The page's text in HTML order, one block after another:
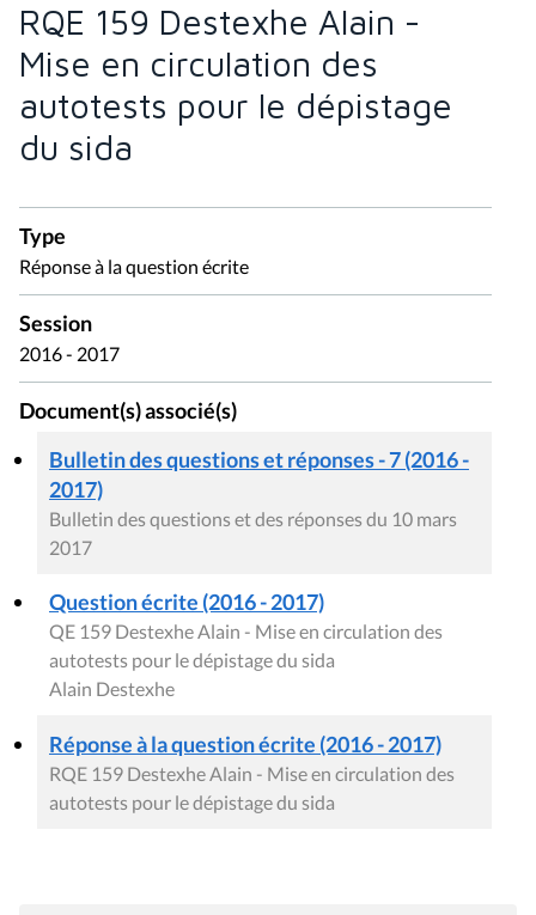
RQE 159 Destexhe Alain -
Mise en circulation des
autotests pour le dépistage
du sida
Type
Réponse à la question écrite
Session
2016 - 2017
Document(s) associé(s)
Bulletin des questions et réponses - 7 (2016 -
2017)
Bulletin des questions et des réponses du 10 mars
2017
Question écrite (2016 - 2017)
QE 159 Destexhe Alain - Mise en circulation des
autotests pour le dépistage du sida
Alain Destexhe
Réponse à la question écrite (2016 - 2017)
RQE 159 Destexhe Alain - Mise en circulation des
autotests pour le dépistage du sida